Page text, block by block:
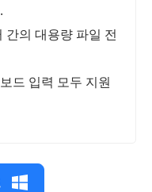
간의 대용량 파일 전
드 입력 모두 지원